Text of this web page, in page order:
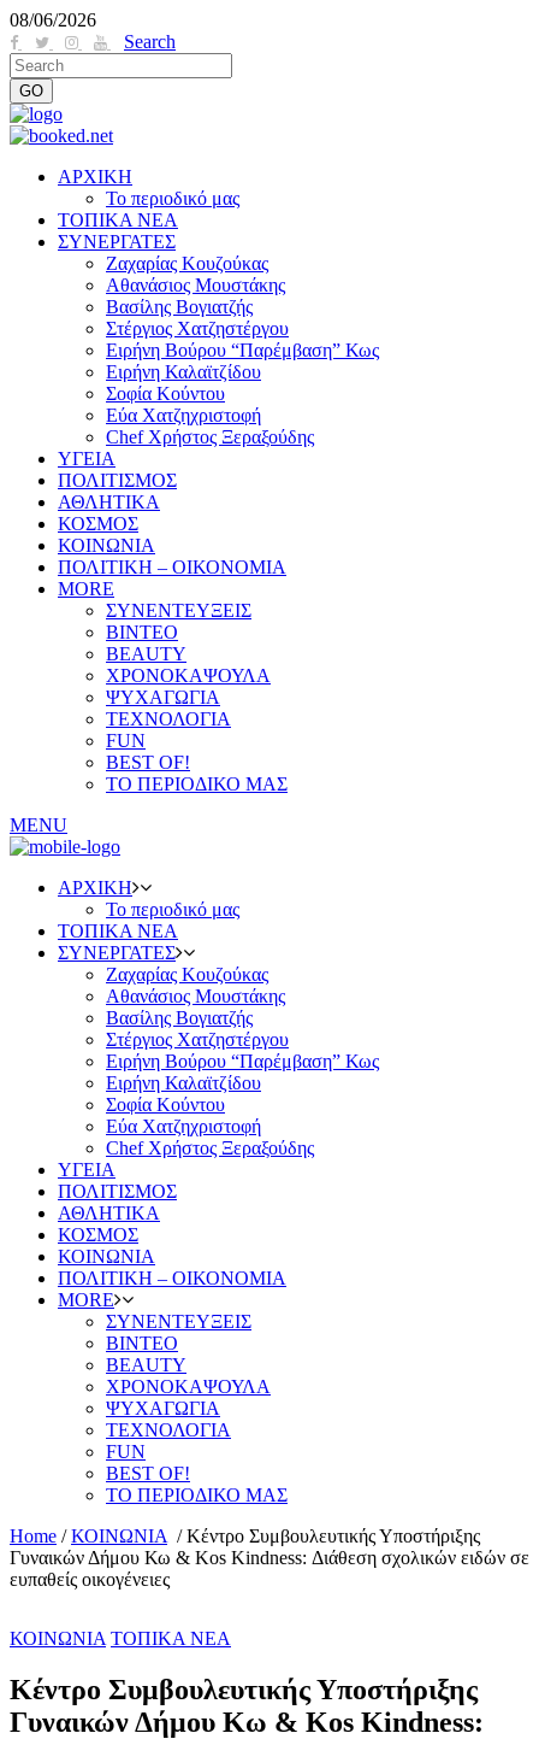
08/06/2026
Search
ΑΡΧΙΚΗ
Το περιοδικό μας
ΤΟΠΙΚΑ ΝΕΑ
ΣΥΝΕΡΓΑΤΕΣ
Ζαχαρίας Κουζούκας
Αθανάσιος Μουστάκης
Βασίλης Βογιατζής
Στέργιος Χατζηστέργου
Ειρήνη Βούρου “Παρέμβαση” Κως
Ειρήνη Καλαϊτζίδου
Σοφία Κούντου
Εύα Χατζηχριστοφή
Chef Χρήστος Ξεραξούδης
ΥΓΕΙΑ
ΠΟΛΙΤΙΣΜΟΣ
ΑΘΛΗΤΙΚΑ
ΚΟΣΜΟΣ
ΚΟΙΝΩΝΙΑ
ΠΟΛΙΤΙΚΗ – ΟΙΚΟΝΟΜΙΑ
MORE
ΣΥΝΕΝΤΕΥΞΕΙΣ
ΒΙΝΤΕΟ
BEAUTY
ΧΡΟΝΟΚΑΨΟΥΛΑ
ΨΥΧΑΓΩΓΙΑ
ΤΕΧΝΟΛΟΓΙΑ
FUN
BEST OF!
ΤΟ ΠΕΡΙΟΔΙΚΟ ΜΑΣ
MENU
ΑΡΧΙΚΗ
Το περιοδικό μας
ΤΟΠΙΚΑ ΝΕΑ
ΣΥΝΕΡΓΑΤΕΣ
Ζαχαρίας Κουζούκας
Αθανάσιος Μουστάκης
Βασίλης Βογιατζής
Στέργιος Χατζηστέργου
Ειρήνη Βούρου “Παρέμβαση” Κως
Ειρήνη Καλαϊτζίδου
Σοφία Κούντου
Εύα Χατζηχριστοφή
Chef Χρήστος Ξεραξούδης
ΥΓΕΙΑ
ΠΟΛΙΤΙΣΜΟΣ
ΑΘΛΗΤΙΚΑ
ΚΟΣΜΟΣ
ΚΟΙΝΩΝΙΑ
ΠΟΛΙΤΙΚΗ – ΟΙΚΟΝΟΜΙΑ
MORE
ΣΥΝΕΝΤΕΥΞΕΙΣ
ΒΙΝΤΕΟ
BEAUTY
ΧΡΟΝΟΚΑΨΟΥΛΑ
ΨΥΧΑΓΩΓΙΑ
ΤΕΧΝΟΛΟΓΙΑ
FUN
BEST OF!
ΤΟ ΠΕΡΙΟΔΙΚΟ ΜΑΣ
Home /ΚΟΙΝΩΝΙΑ /Κέντρο Συμβουλευτικής Υποστήριξης
Γυναικών Δήμου Κω & Kos Kindness: Διάθεση σχολικών ειδών σε
ευπαθείς οικογένειες
ΚΟΙΝΩΝΙΑ ΤΟΠΙΚΑ ΝΕΑ
Κέντρο Συμβουλευτικής Υποστήριξης
Γυναικών Δήμου Κω & Kos Kindness: